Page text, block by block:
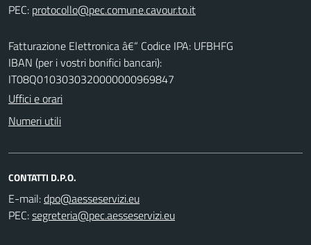
PEC:
Fatturazione Elettronica â€“ Codice IPA: UFBHFG
IBAN (per i vostri bonifici bancari):
IT08Q0103030320000000969847
Uffici e orari
Numeri utili
CONTATTI D.P.O.
E-mail:
PEC: